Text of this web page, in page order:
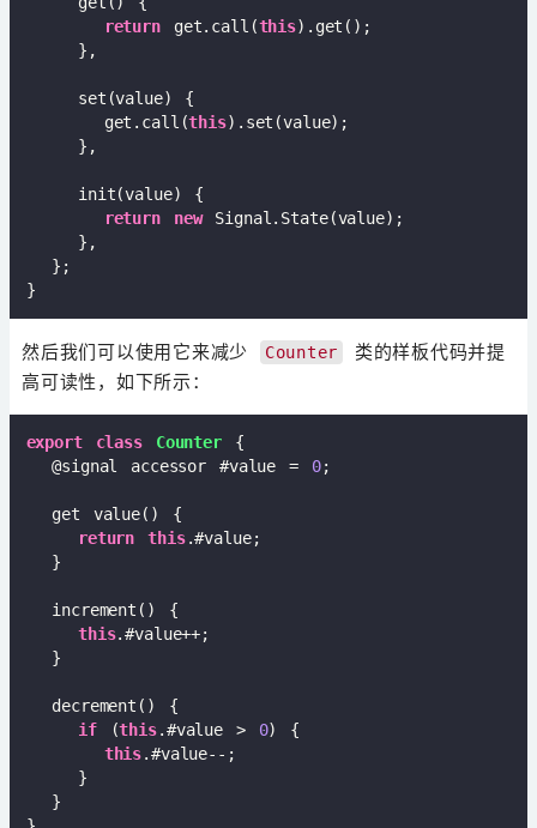
return get.call(this).get();
    },
    set(value) {
      get.call(
this).set(value);
    },
    init(value) {
return
new Signal.State(value);
    },
  };
然后我们可以使用它来减少 Counter
类的样板代码并提
高可读性，如下所示：
export class Counter
{
  @signal accessor #value =
0;
  get value() {
return
this.#value;
  }
  increment() {
this.#value++;
  }
  decrement() {
if (this.#value > 0) {
this.#value--;
    }
  }